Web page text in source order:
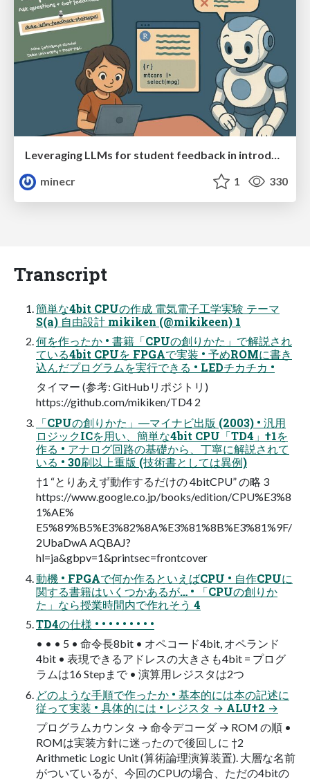
Leveraging LLMs for student feedback in introductory data science courses - posit::conf(2025)
minecr
1 330
Transcript
簡単な4bit CPUの作成 電気電子工学実験 テーマ
S(a) 自由設計 mikiken (@mikikeen) 1
何を作ったか • 書籍「CPUの創りかた」で解説され
ている4bit CPUを FPGAで実装 • 予めROMに書き
込んだプログラムを実行できる • LEDチカチカ •
タイマー (参考: GitHubリポジトリ)
https://github.com/mikiken/TD4 2
「CPUの創りかた」―マイナビ出版 (2003) • 汎用
ロジックICを用い、簡単な4bit CPU「TD4」†1を
作る • アナログ回路の基礎から、丁寧に解説されて
いる • 30刷以上重版 (技術書としては異例)
†1 “とりあえず動作するだけの 4bitCPU” の略 3
https://www.google.co.jp/books/edition/CPU%E3%8
1%AE%
E5%89%B5%E3%82%8A%E3%81%8B%E3%81%9F/
2UbaDwA AQBAJ?
hl=ja&gbpv=1&printsec=frontcover
動機 • FPGAで何か作るといえばCPU • 自作CPUに
関する書籍はいくつかあるが… • 「CPUの創りか
た」なら授業時間内で作れそう 4
TD4の仕様 • • • • • • • • •
• • • 5 • 命令長8bit • オペコード4bit, オペランド
4bit • 表現できるアドレスの大きさも4bit = プログ
ラムは16 Stepまで • 演算用レジスタは2つ
どのような手順で作ったか • 基本的には本の記述に
従って実装 • 具体的には • レジスタ → ALU†2 →
プログラムカウンタ → 命令デコーダ → ROM の順 •
ROMは実装方針に迷ったので後回しに †2
Arithmetic Logic Unit (算術論理演算装置). 大層な名前
がついているが、今回のCPUの場合、ただの4bitの